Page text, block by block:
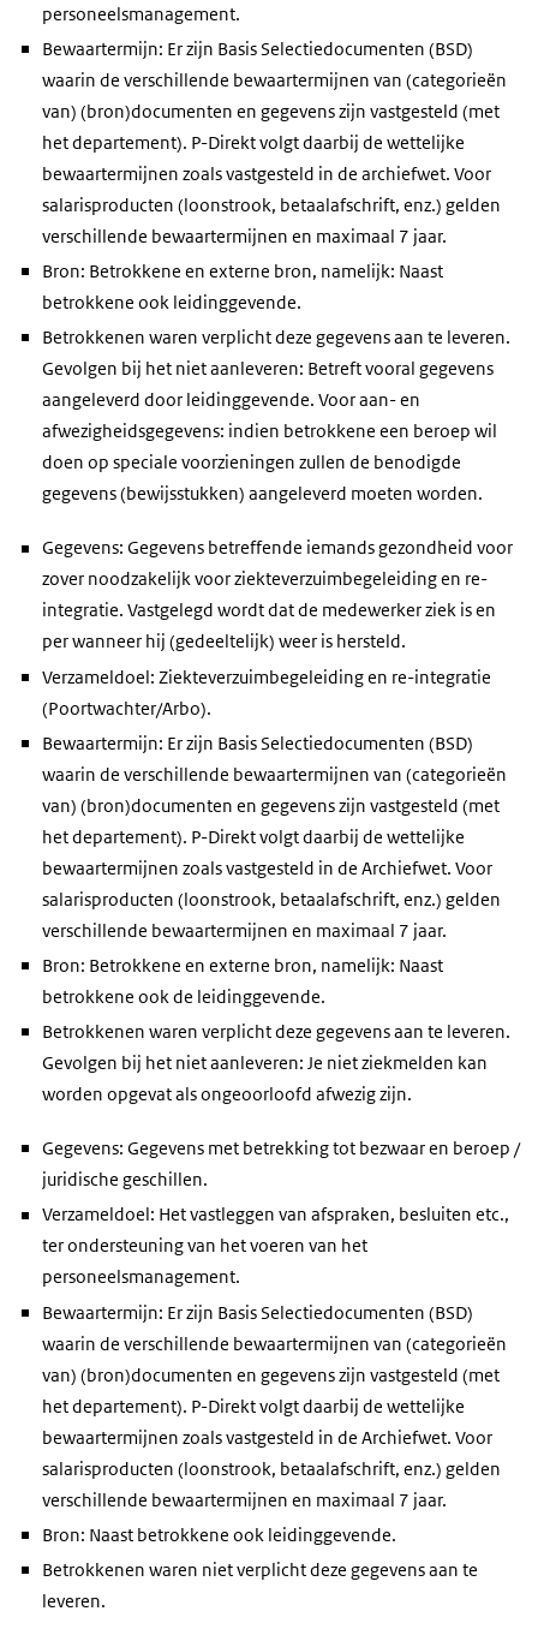
personeelsmanagement.
Bewaartermijn: Er zijn Basis Selectiedocumenten (BSD)
waarin de verschillende bewaartermijnen van (categorieën
van) (bron)documenten en gegevens zijn vastgesteld (met
het departement). P-Direkt volgt daarbij de wettelijke
bewaartermijnen zoals vastgesteld in de archiefwet. Voor
salarisproducten (loonstrook, betaalafschrift, enz.) gelden
verschillende bewaartermijnen en maximaal 7 jaar.
Bron: Betrokkene en externe bron, namelijk: Naast
betrokkene ook leidinggevende.
Betrokkenen waren verplicht deze gegevens aan te leveren.
Gevolgen bij het niet aanleveren: Betreft vooral gegevens
aangeleverd door leidinggevende. Voor aan- en
afwezigheidsgegevens: indien betrokkene een beroep wil
doen op speciale voorzieningen zullen de benodigde
gegevens (bewijsstukken) aangeleverd moeten worden.
Gegevens: Gegevens betreffende iemands gezondheid voor
zover noodzakelijk voor ziekteverzuimbegeleiding en re-
integratie. Vastgelegd wordt dat de medewerker ziek is en
per wanneer hij (gedeeltelijk) weer is hersteld.
Verzameldoel: Ziekteverzuimbegeleiding en re-integratie
(Poortwachter/Arbo).
Bewaartermijn: Er zijn Basis Selectiedocumenten (BSD)
waarin de verschillende bewaartermijnen van (categorieën
van) (bron)documenten en gegevens zijn vastgesteld (met
het departement). P-Direkt volgt daarbij de wettelijke
bewaartermijnen zoals vastgesteld in de Archiefwet. Voor
salarisproducten (loonstrook, betaalafschrift, enz.) gelden
verschillende bewaartermijnen en maximaal 7 jaar.
Bron: Betrokkene en externe bron, namelijk: Naast
betrokkene ook de leidinggevende.
Betrokkenen waren verplicht deze gegevens aan te leveren.
Gevolgen bij het niet aanleveren: Je niet ziekmelden kan
worden opgevat als ongeoorloofd afwezig zijn.
Gegevens: Gegevens met betrekking tot bezwaar en beroep /
juridische geschillen.
Verzameldoel: Het vastleggen van afspraken, besluiten etc.,
ter ondersteuning van het voeren van het
personeelsmanagement.
Bewaartermijn: Er zijn Basis Selectiedocumenten (BSD)
waarin de verschillende bewaartermijnen van (categorieën
van) (bron)documenten en gegevens zijn vastgesteld (met
het departement). P-Direkt volgt daarbij de wettelijke
bewaartermijnen zoals vastgesteld in de Archiefwet. Voor
salarisproducten (loonstrook, betaalafschrift, enz.) gelden
verschillende bewaartermijnen en maximaal 7 jaar.
Bron: Naast betrokkene ook leidinggevende.
Betrokkenen waren niet verplicht deze gegevens aan te
leveren.